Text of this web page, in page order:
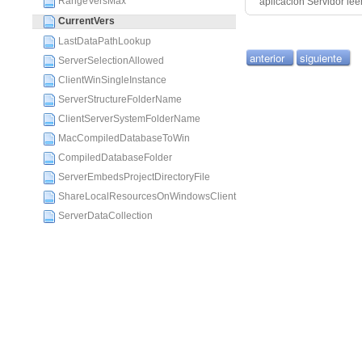
CurrentVers
LastDataPathLookup
ServerSelectionAllowed
ClientWinSingleInstance
ServerStructureFolderName
ClientServerSystemFolderName
MacCompiledDatabaseToWin
CompiledDatabaseFolder
ServerEmbedsProjectDirectoryFile
ShareLocalResourcesOnWindowsClient
ServerDataCollection
anterior siguiente